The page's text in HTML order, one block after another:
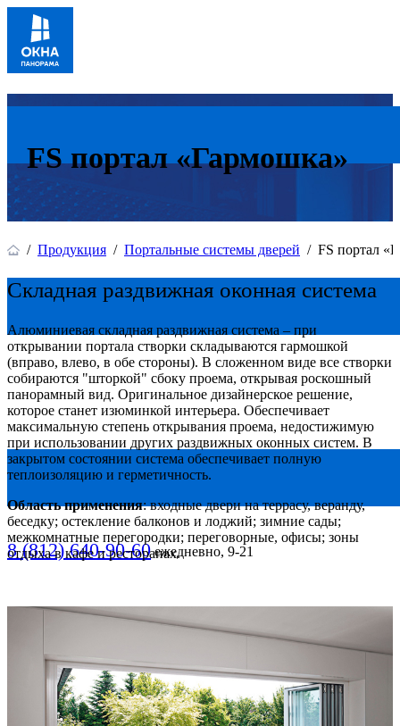
8 (812) 640-90-60 ежедневно, 9-21
FS портал «Гармошка»
/ Продукция / Портальные системы дверей / FS портал
Складная раздвижная оконная система
Алюминиевая складная раздвижная система – при
открывании портала створки складываются гармошкой
(вправо, влево, в обе стороны). В сложенном виде все створки
собираются "шторкой" сбоку проема, открывая роскошный
панорамный вид. Оригинальное дизайнерское решение,
которое станет изюминкой интерьера. Обеспечивает
максимальную степень открывания проема, недостижимую
при использовании других раздвижных оконных систем. В
закрытом состоянии система обеспечивает полную
теплоизоляцию и герметичность.
Область применения: входные двери на террасу, веранду,
беседку; остекление балконов и лоджий; зимние сады;
межкомнатные перегородки; переговорные, офисы; зоны
отдыха в кафе и ресторанах.